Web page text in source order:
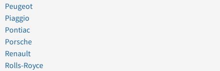
Peugeot
Piaggio
Pontiac
Porsche
Renault
Rolls-Royce